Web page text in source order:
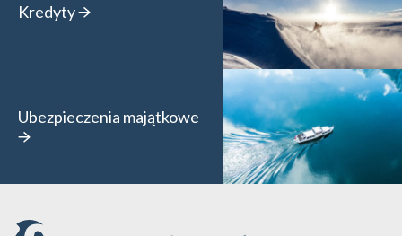
Kredyty
Ubezpieczenia majątkowe